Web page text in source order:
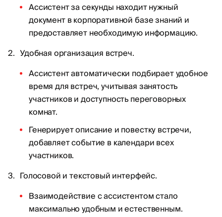
Ассистент за секунды находит нужный
документ в корпоративной базе знаний и
предоставляет необходимую информацию.
Удобная организация встреч.
Ассистент автоматически подбирает удобное
время для встреч, учитывая занятость
участников и доступность переговорных
комнат.
Генерирует описание и повестку встречи,
добавляет событие в календари всех
участников.
Голосовой и текстовый интерфейс.
Взаимодействие с ассистентом стало
максимально удобным и естественным.